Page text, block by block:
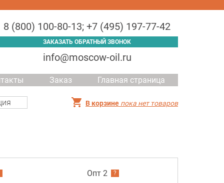
Заказ Главная страница
8 (800) 100-80-13; +7 (495) 197-77-42
ЗАКАЗАТЬ ОБРАТНЫЙ ЗВОНОК
info@moscow-oil.ru
В корзине пока нет товаров
Опт 2 ?